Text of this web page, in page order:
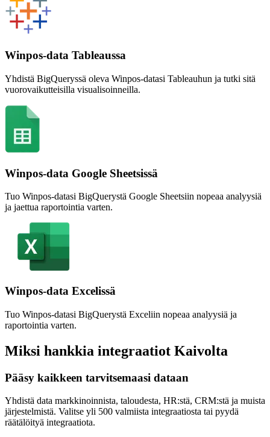
Winpos-data Tableaussa
Yhdistä BigQueryssä oleva Winpos-datasi Tableauhun ja tutki sitä
vuorovaikutteisilla visualisoinneilla.
Winpos-data Google Sheetsissä
Tuo Winpos-datasi BigQuerystä Google Sheetsiin nopeaa analyysiä
ja jaettua raportointia varten.
Winpos-data Excelissä
Tuo Winpos-datasi BigQuerystä Exceliin nopeaa analyysiä ja
raportointia varten.
Miksi hankkia integraatiot Kaivolta
Pääsy kaikkeen tarvitsemaasi dataan
Yhdistä data markkinoinnista, taloudesta, HR:stä, CRM:stä ja muista
järjestelmistä. Valitse yli 500 valmiista integraatiosta tai pyydä
räätälöityä integraatiota.